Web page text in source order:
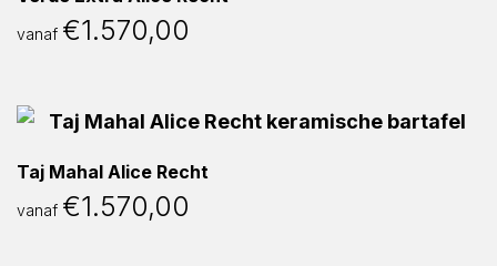
vanaf €1.570,00
Taj Mahal Alice Recht
vanaf €1.570,00